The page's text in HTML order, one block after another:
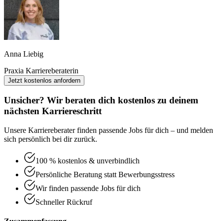
Anna Liebig
Praxia Karriereberaterin
Jetzt kostenlos anfordern
Unsicher? Wir beraten dich kostenlos zu deinem
nächsten Karriereschritt
Unsere Karriereberater finden passende Jobs für dich – und melden
sich persönlich bei dir zurück.
100 % kostenlos & unverbindlich
Persönliche Beratung statt Bewerbungsstress
Wir finden passende Jobs für dich
Schneller Rückruf